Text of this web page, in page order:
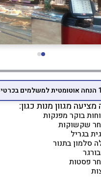
מגוון מנות כגון:
בוקר מפנקות
שקשוקות
בגריל
סלמון בתנור
פסטות